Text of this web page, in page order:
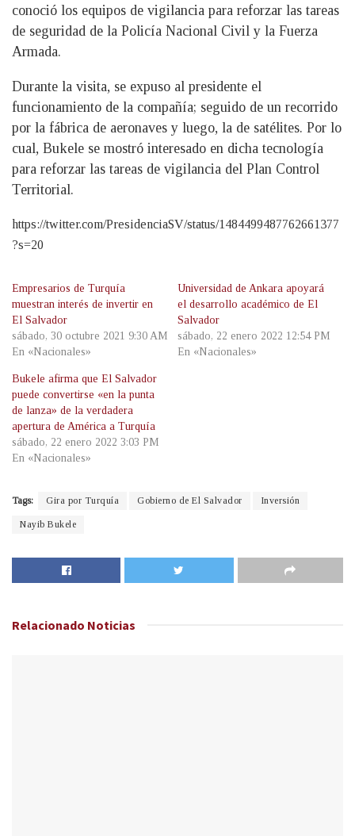
conoció los equipos de vigilancia para reforzar las tareas
de seguridad de la Policía Nacional Civil y la Fuerza
Armada.
Durante la visita, se expuso al presidente el
funcionamiento de la compañía; seguido de un recorrido
por la fábrica de aeronaves y luego, la de satélites. Por lo
cual, Bukele se mostró interesado en dicha tecnología
para reforzar las tareas de vigilancia del Plan Control
Territorial.
https://twitter.com/PresidenciaSV/status/1484499487762661377
?s=20
Empresarios de Turquía
muestran interés de invertir en
El Salvador
sábado, 30 octubre 2021 9:30 AM
En «Nacionales»
Universidad de Ankara apoyará
el desarrollo académico de El
Salvador
sábado, 22 enero 2022 12:54 PM
En «Nacionales»
Bukele afirma que El Salvador
puede convertirse «en la punta
de lanza» de la verdadera
apertura de América a Turquía
sábado, 22 enero 2022 3:03 PM
En «Nacionales»
Tags: Gira por Turquía Gobierno de El Salvador Inversión
Nayib Bukele
Relacionado Noticias